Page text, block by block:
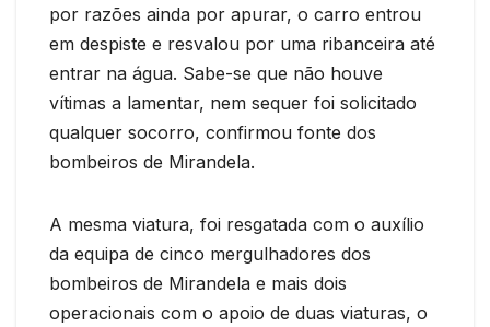
por razões ainda por apurar, o carro entrou
em despiste e resvalou por uma ribanceira até
entrar na água. Sabe-se que não houve
vítimas a lamentar, nem sequer foi solicitado
qualquer socorro, confirmou fonte dos
bombeiros de Mirandela.
A mesma viatura, foi resgatada com o auxílio
da equipa de cinco mergulhadores dos
bombeiros de Mirandela e mais dois
operacionais com o apoio de duas viaturas, o